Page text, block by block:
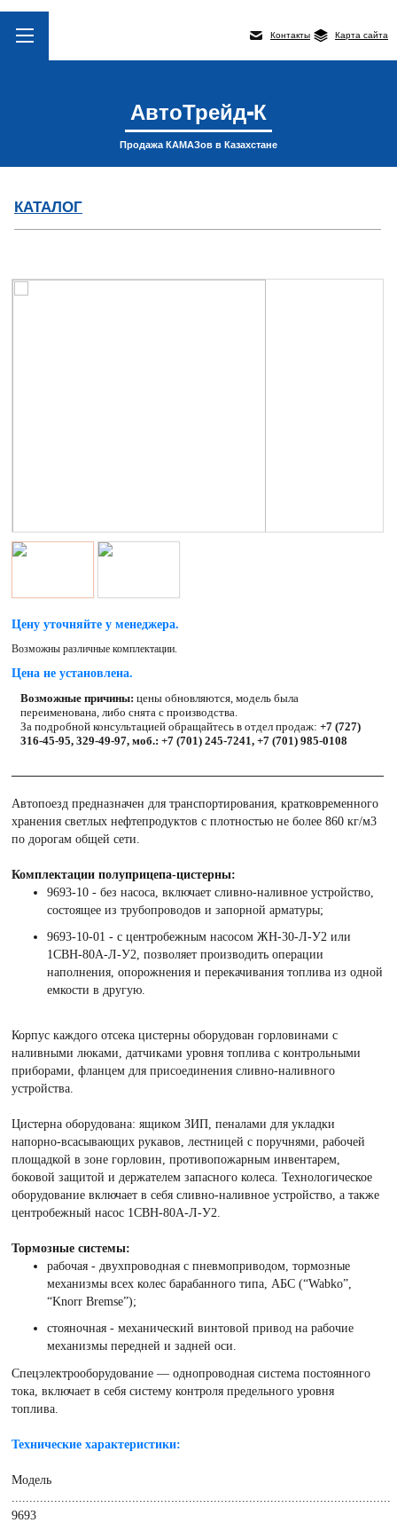
Контакты Карта сайта
АвтоТрейд-К
Продажа КАМАЗов в Казахстане
КАТАЛОГ
Цену уточняйте у менеджера.
Возможны различные комплектации.
Цена не установлена.
Возможные причины: цены обновляются, модель была
переименована, либо снята с производства.
За подробной консультацией обращайтесь в отдел продаж: +7 (727)
316-45-95, 329-49-97, моб.: +7 (701) 245-7241, +7 (701) 985-0108
Автопоезд предназначен для транспортирования, кратковременного
хранения светлых нефтепродуктов с плотностью не более 860 кг/м3
по дорогам общей сети.
Комплектации полуприцепа-цистерны:
9693-10 - без насоса, включает сливно-наливное устройство,
состоящее из трубопроводов и запорной арматуры;
9693-10-01 - с центробежным насосом ЖН-30-Л-У2 или
1СВН-80А-Л-У2, позволяет производить операции
наполнения, опорожнения и перекачивания топлива из одной
емкости в другую.
Корпус каждого отсека цистерны оборудован горловинами с
наливными люками, датчиками уровня топлива с контрольными
приборами, фланцем для присоединения сливно-наливного
устройства.
Цистерна оборудована: ящиком ЗИП, пеналами для укладки
напорно-всасывающих рукавов, лестницей с поручнями, рабочей
площадкой в зоне горловин, противопожарным инвентарем,
боковой защитой и держателем запасного колеса. Технологическое
оборудование включает в себя сливно-наливное устройство, а также
центробежный насос 1СВН-80А-Л-У2.
Тормозные системы:
рабочая - двухпроводная с пневмоприводом, тормозные
механизмы всех колес барабанного типа, АБС (“Wabko”,
“Knorr Bremse”);
стояночная - механический винтовой привод на рабочие
механизмы передней и задней оси.
Спецэлектрооборудование — однопроводная система постоянного
тока, включает в себя систему контроля предельного уровня
топлива.
Технические характеристики:
Модель
9693